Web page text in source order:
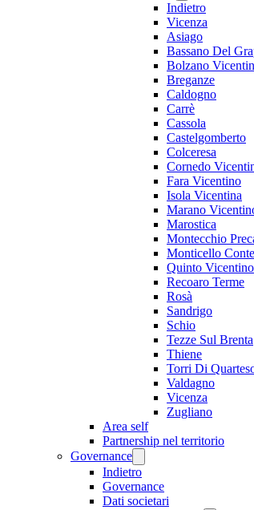
Indietro
Vicenza
Asiago
Bassano Del
Bolzano
Breganze
Caldogno
Carrè
Cassola
Castelgomberto
Colceresa
Cornedo
Fara Vicentino
Isola Vicentina
Marano
Marostica
Montecchio
Monticello
Quinto Vicentino
Recoaro Terme
Rosà
Sandrigo
Schio
Tezze Sul Brenta
Thiene
Torri Di
Valdagno
Vicenza
Zugliano
Area self
Partnership nel territorio
Governance
Indietro
Governance
Dati societari